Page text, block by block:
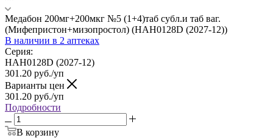
Медабон 200мг+200мкг №5 (1+4)таб субл.и таб ваг.
(Мифепристон+мизопростол) (HAН0128D (2027-12))
В наличии в 2 аптеках
Серия:
HAН0128D (2027-12)
301.20 руб./уп
Варианты цен
301.20 руб./уп
Подробности
В корзину